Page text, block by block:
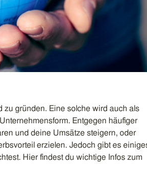
zu gründen. Eine solche wird auch als
Entgegen häufiger
und deine Umsätze steigern, oder
erzielen. Jedoch gibt es
Hier findest du wichtige Infos zum